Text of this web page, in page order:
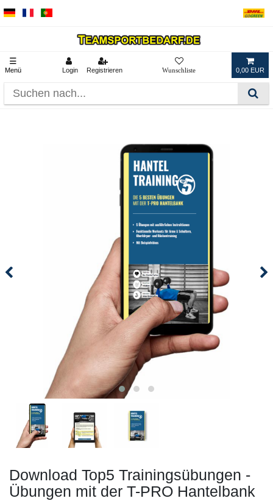
☰
Menü Login Registrieren 0,00 EUR
Download Top5 Trainingsübungen -
Übungen mit der T-PRO Hantelbank